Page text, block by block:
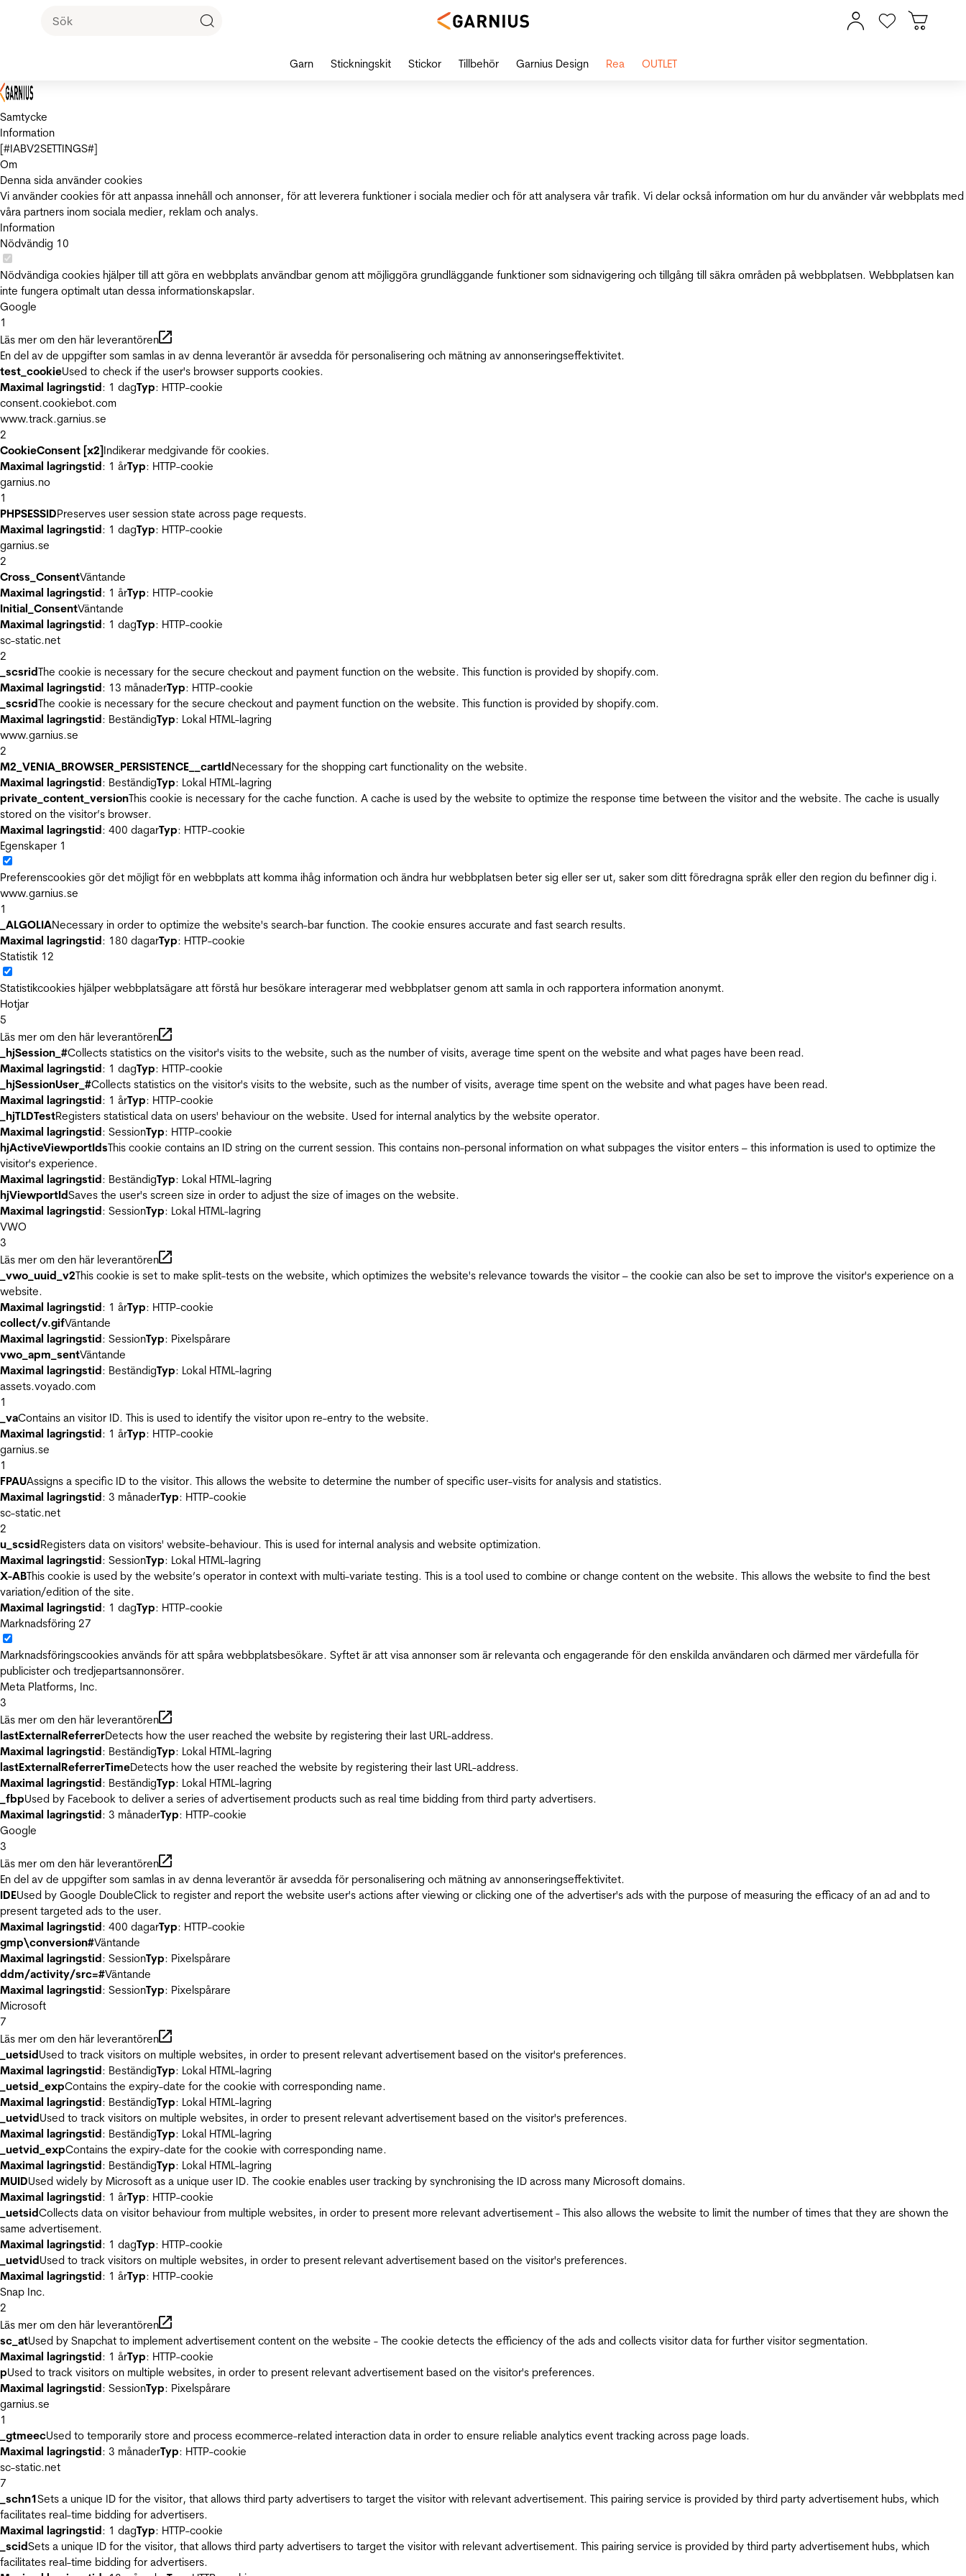
Samtycke
Information
[#IABV2SETTINGS#]
Om
Denna sida använder cookies
Vi använder cookies för att anpassa innehåll och annonser, för att leverera funktioner i sociala medier och för att analysera vår trafik. Vi delar också information om hur du använder vår webbplats med
våra partners inom sociala medier, reklam och analys.
Information
Nödvändig 10
Nödvändiga cookies hjälper till att göra en webbplats användbar genom att möjliggöra grundläggande funktioner som sidnavigering och tillgång till säkra områden på webbplatsen. Webbplatsen kan
inte fungera optimalt utan dessa informationskapslar.
Google
1
Läs mer om den här leverantören
En del av de uppgifter som samlas in av denna leverantör är avsedda för personalisering och mätning av annonseringseffektivitet.
test_cookieUsed to check if the user's browser supports cookies.
Maximal lagringstid: 1 dagTyp: HTTP-cookie
consent.cookiebot.com
www.track.garnius.se
2
CookieConsent [x2]Indikerar medgivande för cookies.
Maximal lagringstid: 1 årTyp: HTTP-cookie
garnius.no
1
PHPSESSIDPreserves user session state across page requests.
Maximal lagringstid: 1 dagTyp: HTTP-cookie
garnius.se
2
Cross_ConsentVäntande
Maximal lagringstid: 1 årTyp: HTTP-cookie
Initial_ConsentVäntande
Maximal lagringstid: 1 dagTyp: HTTP-cookie
sc-static.net
2
_scsridThe cookie is necessary for the secure checkout and payment function on the website. This function is provided by shopify.com.
Maximal lagringstid: 13 månaderTyp: HTTP-cookie
_scsridThe cookie is necessary for the secure checkout and payment function on the website. This function is provided by shopify.com.
Maximal lagringstid: BeständigTyp: Lokal HTML-lagring
www.garnius.se
2
M2_VENIA_BROWSER_PERSISTENCE__cartIdNecessary for the shopping cart functionality on the website.
Maximal lagringstid: BeständigTyp: Lokal HTML-lagring
private_content_versionThis cookie is necessary for the cache function. A cache is used by the website to optimize the response time between the visitor and the website. The cache is usually
stored on the visitor’s browser.
Maximal lagringstid: 400 dagarTyp: HTTP-cookie
Egenskaper 1
Preferenscookies gör det möjligt för en webbplats att komma ihåg information och ändra hur webbplatsen beter sig eller ser ut, saker som ditt föredragna språk eller den region du befinner dig i.
www.garnius.se
1
_ALGOLIANecessary in order to optimize the website's search-bar function. The cookie ensures accurate and fast search results.
Maximal lagringstid: 180 dagarTyp: HTTP-cookie
Statistik 12
Statistikcookies hjälper webbplatsägare att förstå hur besökare interagerar med webbplatser genom att samla in och rapportera information anonymt.
Hotjar
5
Läs mer om den här leverantören
_hjSession_#Collects statistics on the visitor's visits to the website, such as the number of visits, average time spent on the website and what pages have been read.
Maximal lagringstid: 1 dagTyp: HTTP-cookie
_hjSessionUser_#Collects statistics on the visitor's visits to the website, such as the number of visits, average time spent on the website and what pages have been read.
Maximal lagringstid: 1 årTyp: HTTP-cookie
_hjTLDTestRegisters statistical data on users' behaviour on the website. Used for internal analytics by the website operator.
Maximal lagringstid: SessionTyp: HTTP-cookie
hjActiveViewportIdsThis cookie contains an ID string on the current session. This contains non-personal information on what subpages the visitor enters – this information is used to optimize the
visitor's experience.
Maximal lagringstid: BeständigTyp: Lokal HTML-lagring
hjViewportIdSaves the user's screen size in order to adjust the size of images on the website.
Maximal lagringstid: SessionTyp: Lokal HTML-lagring
VWO
3
Läs mer om den här leverantören
_vwo_uuid_v2This cookie is set to make split-tests on the website, which optimizes the website's relevance towards the visitor – the cookie can also be set to improve the visitor's experience on a
website.
Maximal lagringstid: 1 årTyp: HTTP-cookie
collect/v.gifVäntande
Maximal lagringstid: SessionTyp: Pixelspårare
vwo_apm_sentVäntande
Maximal lagringstid: BeständigTyp: Lokal HTML-lagring
assets.voyado.com
1
_vaContains an visitor ID. This is used to identify the visitor upon re-entry to the website.
Maximal lagringstid: 1 årTyp: HTTP-cookie
garnius.se
1
FPAUAssigns a specific ID to the visitor. This allows the website to determine the number of specific user-visits for analysis and statistics.
Maximal lagringstid: 3 månaderTyp: HTTP-cookie
sc-static.net
2
u_scsidRegisters data on visitors' website-behaviour. This is used for internal analysis and website optimization.
Maximal lagringstid: SessionTyp: Lokal HTML-lagring
X-ABThis cookie is used by the website’s operator in context with multi-variate testing. This is a tool used to combine or change content on the website. This allows the website to find the best
variation/edition of the site.
Maximal lagringstid: 1 dagTyp: HTTP-cookie
Marknadsföring 27
Marknadsföringscookies används för att spåra webbplatsbesökare. Syftet är att visa annonser som är relevanta och engagerande för den enskilda användaren och därmed mer värdefulla för
publicister och tredjepartsannonsörer.
Meta Platforms, Inc.
3
Läs mer om den här leverantören
lastExternalReferrerDetects how the user reached the website by registering their last URL-address.
Maximal lagringstid: BeständigTyp: Lokal HTML-lagring
lastExternalReferrerTimeDetects how the user reached the website by registering their last URL-address.
Maximal lagringstid: BeständigTyp: Lokal HTML-lagring
_fbpUsed by Facebook to deliver a series of advertisement products such as real time bidding from third party advertisers.
Maximal lagringstid: 3 månaderTyp: HTTP-cookie
Google
3
Läs mer om den här leverantören
En del av de uppgifter som samlas in av denna leverantör är avsedda för personalisering och mätning av annonseringseffektivitet.
IDEUsed by Google DoubleClick to register and report the website user's actions after viewing or clicking one of the advertiser's ads with the purpose of measuring the efficacy of an ad and to
present targeted ads to the user.
Maximal lagringstid: 400 dagarTyp: HTTP-cookie
gmp\conversion#Väntande
Maximal lagringstid: SessionTyp: Pixelspårare
ddm/activity/src=#Väntande
Maximal lagringstid: SessionTyp: Pixelspårare
Microsoft
7
Läs mer om den här leverantören
_uetsidUsed to track visitors on multiple websites, in order to present relevant advertisement based on the visitor's preferences.
Maximal lagringstid: BeständigTyp: Lokal HTML-lagring
_uetsid_expContains the expiry-date for the cookie with corresponding name.
Maximal lagringstid: BeständigTyp: Lokal HTML-lagring
_uetvidUsed to track visitors on multiple websites, in order to present relevant advertisement based on the visitor's preferences.
Maximal lagringstid: BeständigTyp: Lokal HTML-lagring
_uetvid_expContains the expiry-date for the cookie with corresponding name.
Maximal lagringstid: BeständigTyp: Lokal HTML-lagring
MUIDUsed widely by Microsoft as a unique user ID. The cookie enables user tracking by synchronising the ID across many Microsoft domains.
Maximal lagringstid: 1 årTyp: HTTP-cookie
_uetsidCollects data on visitor behaviour from multiple websites, in order to present more relevant advertisement - This also allows the website to limit the number of times that they are shown the
same advertisement.
Maximal lagringstid: 1 dagTyp: HTTP-cookie
_uetvidUsed to track visitors on multiple websites, in order to present relevant advertisement based on the visitor's preferences.
Maximal lagringstid: 1 årTyp: HTTP-cookie
Snap Inc.
2
Läs mer om den här leverantören
sc_atUsed by Snapchat to implement advertisement content on the website - The cookie detects the efficiency of the ads and collects visitor data for further visitor segmentation.
Maximal lagringstid: 1 årTyp: HTTP-cookie
pUsed to track visitors on multiple websites, in order to present relevant advertisement based on the visitor's preferences.
Maximal lagringstid: SessionTyp: Pixelspårare
garnius.se
1
_gtmeecUsed to temporarily store and process ecommerce-related interaction data in order to ensure reliable analytics event tracking across page loads.
Maximal lagringstid: 3 månaderTyp: HTTP-cookie
sc-static.net
7
_schn1Sets a unique ID for the visitor, that allows third party advertisers to target the visitor with relevant advertisement. This pairing service is provided by third party advertisement hubs, which
facilitates real-time bidding for advertisers.
Maximal lagringstid: 1 dagTyp: HTTP-cookie
_scidSets a unique ID for the visitor, that allows third party advertisers to target the visitor with relevant advertisement. This pairing service is provided by third party advertisement hubs, which
facilitates real-time bidding for advertisers.
Garn Stickningskit Stickor Tillbehör Garnius Design Rea OUTLET